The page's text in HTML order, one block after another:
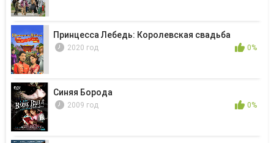
Принцесса Лебедь: Королевская свадьба
2020 год 0%
Синяя Борода
2009 год 0%